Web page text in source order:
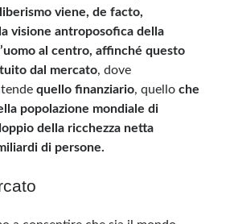
viene, de facto,
visione antroposofica della
al centro, affinché questo
dal mercato, dove
quello finanziario, quello che
popolazione mondiale di
della ricchezza netta
di persone.